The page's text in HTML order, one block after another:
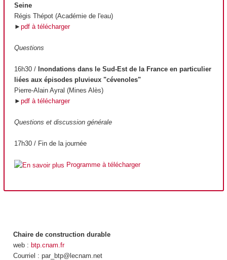
Seine
Régis Thépot (Académie de l'eau)
► pdf à télécharger
Questions
16h30 / Inondations dans le Sud-Est de la France en particulier
liées aux épisodes pluvieux "cévenoles"
Pierre-Alain Ayral (Mines Alès)
► pdf à télécharger
Questions et discussion générale
17h30 / Fin de la journée
Programme à télécharger
Chaire de construction durable
web : btp.cnam.fr
Courriel : par_btp@lecnam.net